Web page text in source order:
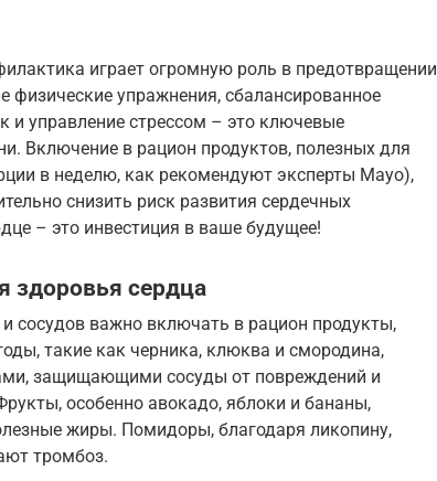
играет огромную роль в предотвращении
физические упражнения, сбалансированное
и управление стрессом – это ключевые
Включение в рацион продуктов, полезных для
в неделю, как рекомендуют эксперты Mayo),
снизить риск развития сердечных
– это инвестиция в ваше будущее!
здоровья сердца
сосудов важно включать в рацион продукты,
такие как черника, клюква и смородина,
защищающими сосуды от повреждений и
особенно авокадо, яблоки и бананы,
жиры. Помидоры, благодаря ликопину,
тромбоз.